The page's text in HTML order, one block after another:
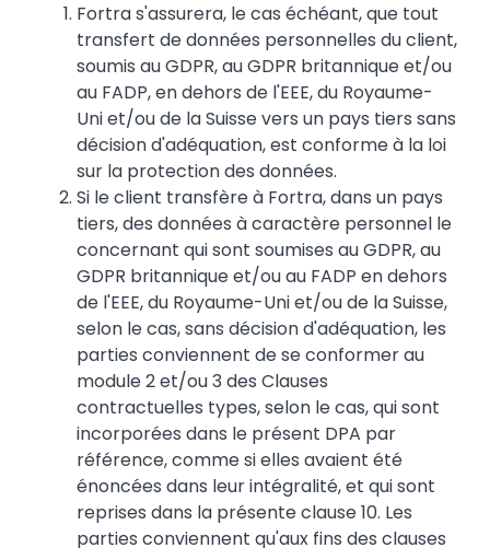
Fortra s'assurera, le cas échéant, que tout
transfert de données personnelles du client,
soumis au GDPR, au GDPR britannique et/ou
au FADP, en dehors de l'EEE, du Royaume-
Uni et/ou de la Suisse vers un pays tiers sans
décision d'adéquation, est conforme à la loi
sur la protection des données.
Si le client transfère à Fortra, dans un pays
tiers, des données à caractère personnel le
concernant qui sont soumises au GDPR, au
GDPR britannique et/ou au FADP en dehors
de l'EEE, du Royaume-Uni et/ou de la Suisse,
selon le cas, sans décision d'adéquation, les
parties conviennent de se conformer au
module 2 et/ou 3 des Clauses
contractuelles types, selon le cas, qui sont
incorporées dans le présent DPA par
référence, comme si elles avaient été
énoncées dans leur intégralité, et qui sont
reprises dans la présente clause 10. Les
parties conviennent qu'aux fins des clauses